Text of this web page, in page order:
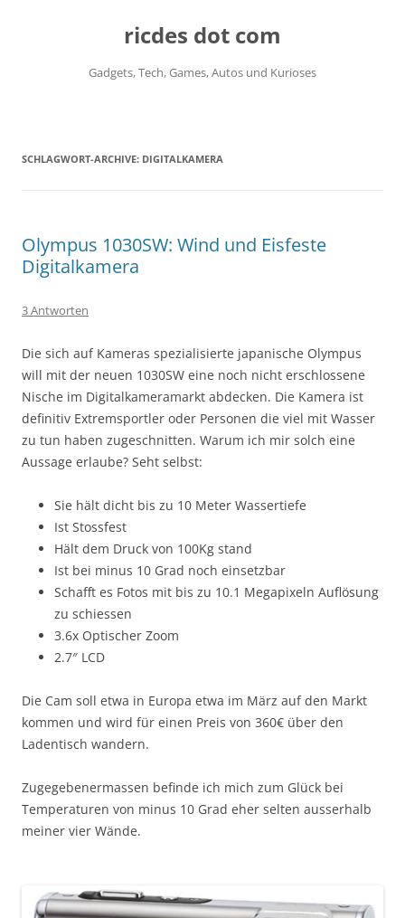
ricdes dot com
Gadgets, Tech, Games, Autos und Kurioses
SCHLAGWORT-ARCHIVE: DIGITALKAMERA
Olympus 1030SW: Wind und Eisfeste
Digitalkamera
3 Antworten
Die sich auf Kameras spezialisierte japanische Olympus
will mit der neuen 1030SW eine noch nicht erschlossene
Nische im Digitalkameramarkt abdecken. Die Kamera ist
definitiv Extremsportler oder Personen die viel mit Wasser
zu tun haben zugeschnitten. Warum ich mir solch eine
Aussage erlaube? Seht selbst:
Sie hält dicht bis zu 10 Meter Wassertiefe
Ist Stossfest
Hält dem Druck von 100Kg stand
Ist bei minus 10 Grad noch einsetzbar
Schafft es Fotos mit bis zu 10.1 Megapixeln Auflösung
zu schiessen
3.6x Optischer Zoom
2.7″ LCD
Die Cam soll etwa in Europa etwa im März auf den Markt
kommen und wird für einen Preis von 360€ über den
Ladentisch wandern.
Zugegebenermassen befinde ich mich zum Glück bei
Temperaturen von minus 10 Grad eher selten ausserhalb
meiner vier Wände.